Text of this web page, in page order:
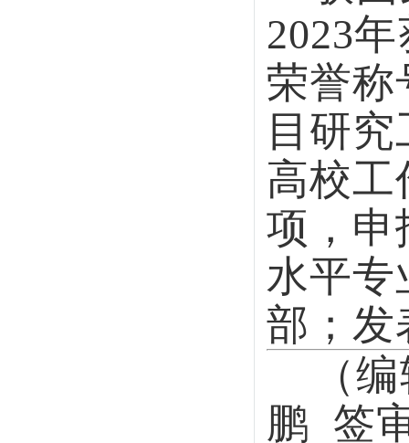
签审/蒋
地址：商丘市北海东
版权所有@ 2013 商丘学院机